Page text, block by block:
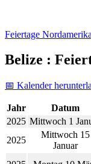
Feiertage Nordamerika
Belize :
📅 Kalender
Jahr Datum
2025 Mittwoch 1
2025
Mittwoch 15
Januar